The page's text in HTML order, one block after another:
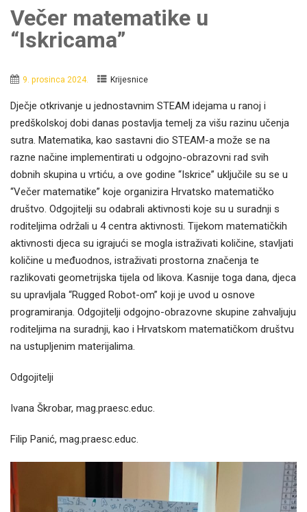
Večer matematike u
“Iskricama”
9. prosinca 2024. Krijesnice
Dječje otkrivanje u jednostavnim STEAM idejama u ranoj i
predškolskoj dobi danas postavlja temelj za višu razinu učenja
sutra. Matematika, kao sastavni dio STEAM-a može se na
razne načine implementirati u odgojno-obrazovni rad svih
dobnih skupina u vrtiću, a ove godine “Iskrice” uključile su se u
“Večer matematike” koje organizira Hrvatsko matematičko
društvo. Odgojitelji su odabrali aktivnosti koje su u suradnji s
roditeljima održali u 4 centra aktivnosti. Tijekom matematičkih
aktivnosti djeca su igrajući se mogla istraživati količine, stavljati
količine u međuodnos, istraživati prostorna značenja te
razlikovati geometrijska tijela od likova. Kasnije toga dana, djeca
su upravljala “Rugged Robot-om” koji je uvod u osnove
programiranja. Odgojitelji odgojno-obrazovne skupine zahvaljuju
roditeljima na suradnji, kao i Hrvatskom matematičkom društvu
na ustupljenim materijalima.
Odgojitelji
Ivana Škrobar, mag.praesc.educ.
Filip Panić, mag.praesc.educ.